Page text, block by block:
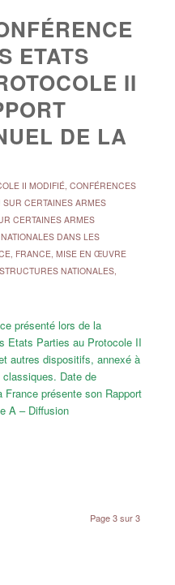
ETATS
II
DE LA
II MODIFIÉ, CONFÉRENCES
CERTAINES ARMES
CERTAINES ARMES
DANS LES
, FRANCE, MISE EN ŒUVRE
STRUCTURES NATIONALES,
présenté lors de la
Etats Parties au Protocole II
autres dispositifs, annexé à
Date de
présente son Rapport
A – Diffusion
Page 3 sur 3